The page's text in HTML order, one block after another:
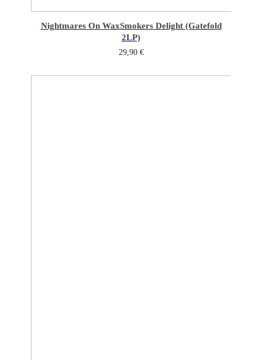
Nightmares On WaxSmokers Delight (Gatefold
2LP)
29,90 €